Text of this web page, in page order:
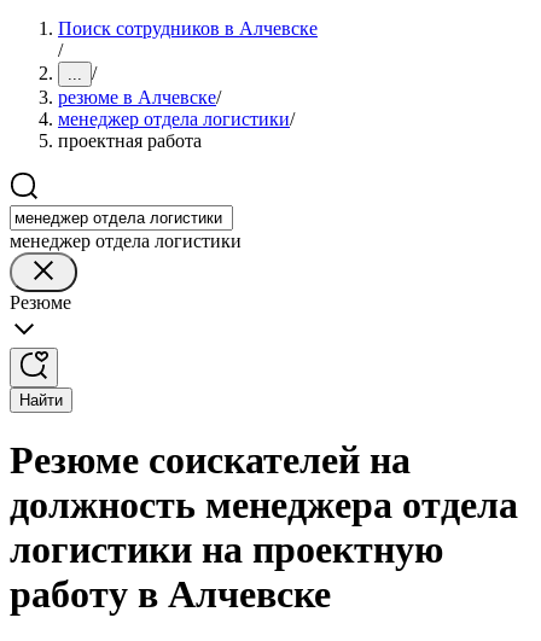
Поиск сотрудников в Алчевске
/
... /
резюме в Алчевске/
менеджер отдела логистики/
проектная работа
менеджер отдела логистики
Резюме
Найти
Резюме соискателей на
должность менеджера отдела
логистики на проектную
работу в Алчевске